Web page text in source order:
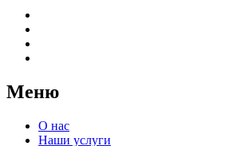
Меню
О нас
Наши услуги